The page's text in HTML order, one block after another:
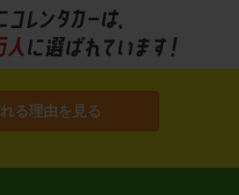
る理由を見る